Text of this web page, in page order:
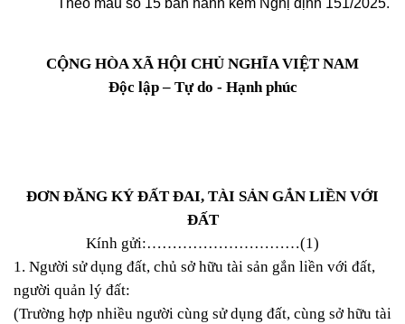
Theo mẫu số 15 ban hành kèm Nghị định 151/2025.
CỘNG HÒA XÃ HỘI CHỦ NGHĨA VIỆT NAM
Độc lập – Tự do - Hạnh phúc
ĐƠN ĐĂNG KÝ ĐẤT ĐAI, TÀI SẢN GẮN LIỀN VỚI
ĐẤT
Kính gửi:…………………………(1)
1. Người sử dụng đất, chủ sở hữu tài sản gắn liền với đất,
người quản lý đất:
(Trường hợp nhiều người cùng sử dụng đất, cùng sở hữu tài